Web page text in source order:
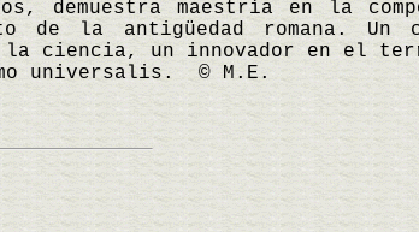
demuestra maestría en la
de la antigüedad romana.
la ciencia, un innovador en el
universalis. © M.E.